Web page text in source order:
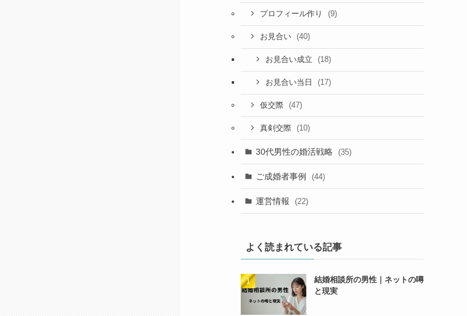
プロフィール作り (9)
お見合い (40)
お見合い成立 (18)
お見合い当日 (17)
仮交際 (47)
真剣交際 (10)
30代男性の婚活戦略 (35)
ご成婚者事例 (44)
運営情報 (22)
よく読まれている記事
結婚相談所の男性｜ネットの噂
と現実